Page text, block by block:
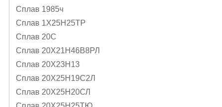
Сплав 1985ч
Сплав 1Х25Н25ТР
Сплав 20С
Сплав 20Х21Н46В8РЛ
Сплав 20Х23Н13
Сплав 20Х25Н19С2Л
Сплав 20Х25Н20СЛ